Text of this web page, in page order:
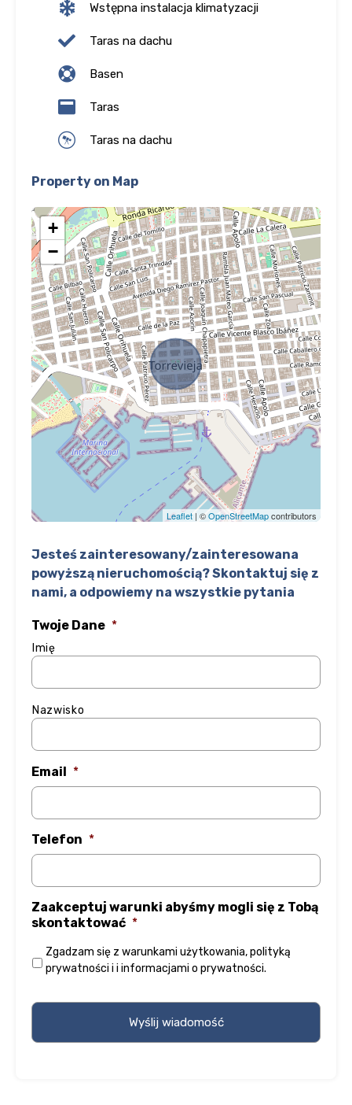
Wstępna instalacja klimatyzacji
Taras na dachu
Basen
Taras
Taras na dachu
Property on Map
+
−
Leaflet | ©OpenStreetMapcontributors
Jesteś zainteresowany/zainteresowana
powyższą nieruchomością? Skontaktuj się z
nami, a odpowiemy na wszystkie pytania
Twoje Dane *
Imię
Nazwisko
Email *
Telefon *
Zaakceptuj warunki abyśmy mogli się z Tobą
skontaktować *
Zgadzam się z warunkami użytkowania,polityką
prywatności i i informacjami o prywatności.